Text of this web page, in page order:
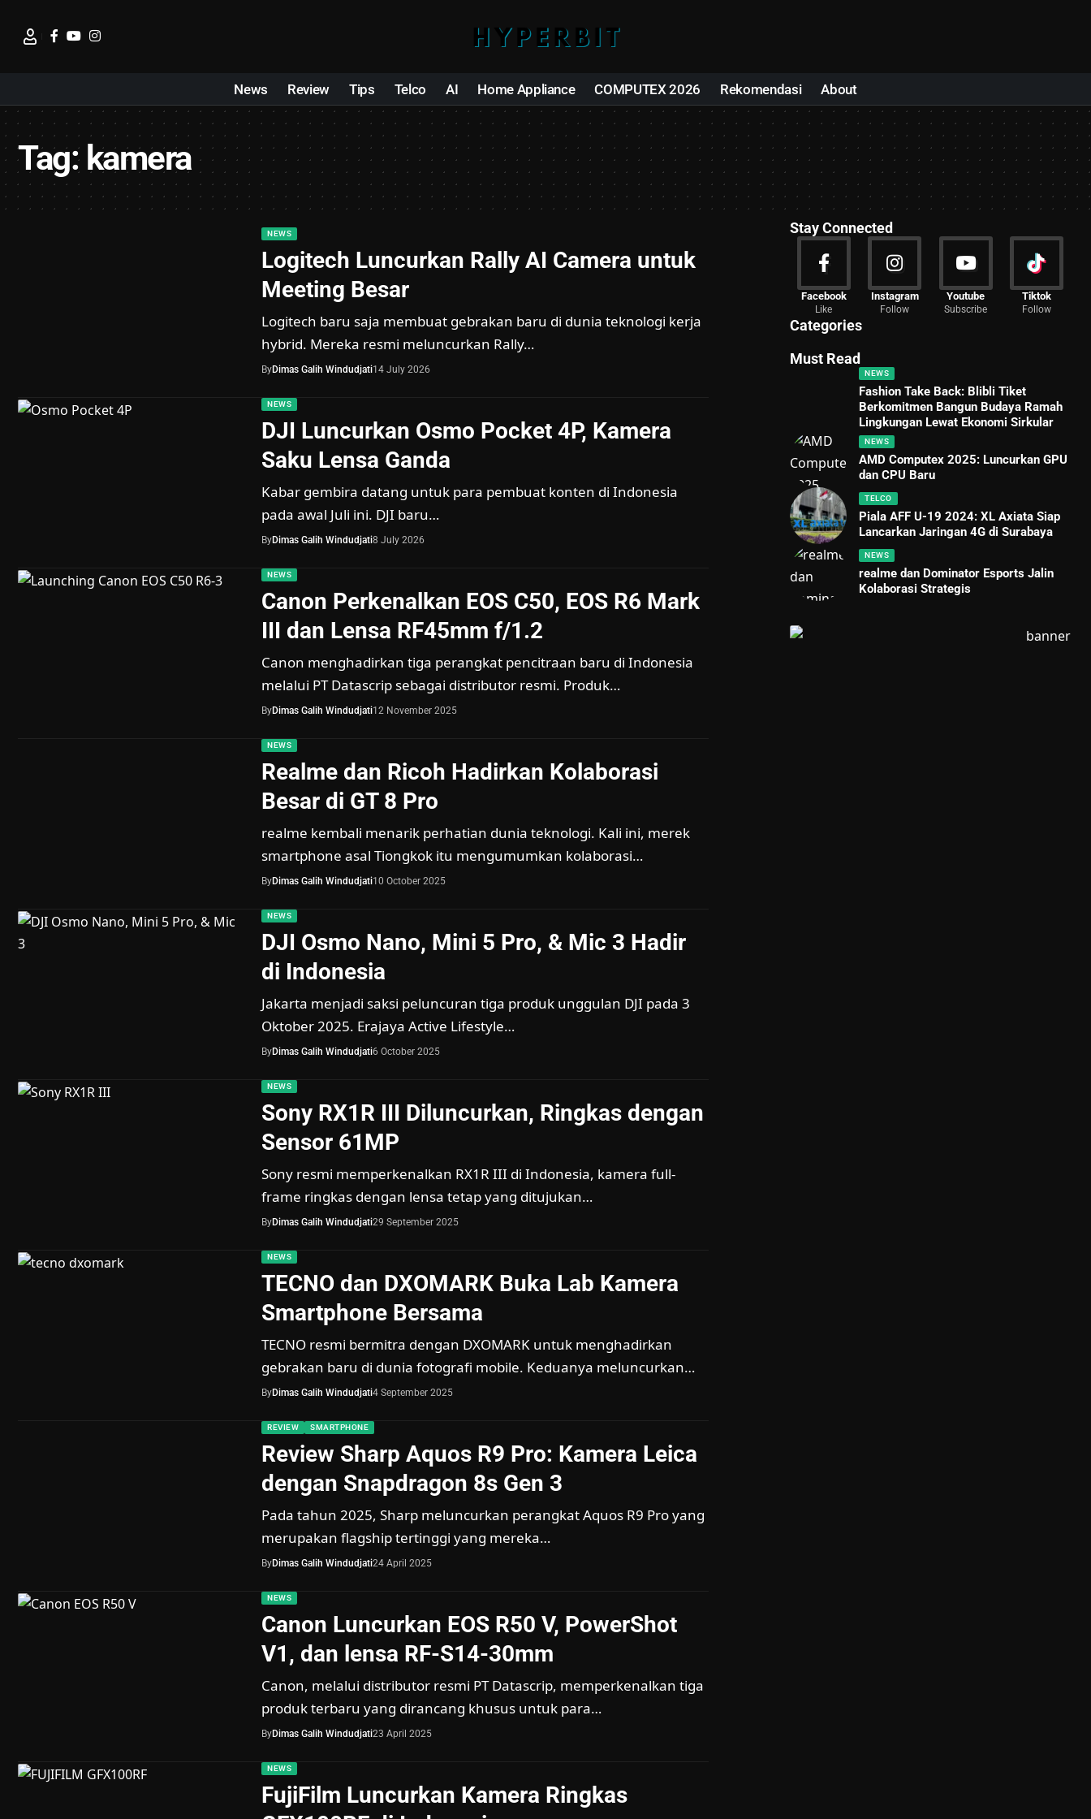
News Review Tips Telco AI Home Appliance COMPUTEX 2026 Rekomendasi About
Tag: kamera
NEWS
Logitech Luncurkan Rally AI Camera untuk
Meeting Besar
Logitech baru saja membuat gebrakan baru di dunia teknologi kerja
hybrid. Mereka resmi meluncurkan Rally…
ByDimas Galih Windudjati14 July 2026
NEWS
DJI Luncurkan Osmo Pocket 4P, Kamera
Saku Lensa Ganda
Kabar gembira datang untuk para pembuat konten di Indonesia
pada awal Juli ini. DJI baru…
ByDimas Galih Windudjati8 July 2026
NEWS
Canon Perkenalkan EOS C50, EOS R6 Mark
III dan Lensa RF45mm f/1.2
Canon menghadirkan tiga perangkat pencitraan baru di Indonesia
melalui PT Datascrip sebagai distributor resmi. Produk…
ByDimas Galih Windudjati12 November 2025
NEWS
Realme dan Ricoh Hadirkan Kolaborasi
Besar di GT 8 Pro
realme kembali menarik perhatian dunia teknologi. Kali ini, merek
smartphone asal Tiongkok itu mengumumkan kolaborasi…
ByDimas Galih Windudjati10 October 2025
NEWS
DJI Osmo Nano, Mini 5 Pro, & Mic 3 Hadir
di Indonesia
Jakarta menjadi saksi peluncuran tiga produk unggulan DJI pada 3
Oktober 2025. Erajaya Active Lifestyle…
ByDimas Galih Windudjati6 October 2025
NEWS
Sony RX1R III Diluncurkan, Ringkas dengan
Sensor 61MP
Sony resmi memperkenalkan RX1R III di Indonesia, kamera full-
frame ringkas dengan lensa tetap yang ditujukan…
ByDimas Galih Windudjati29 September 2025
NEWS
TECNO dan DXOMARK Buka Lab Kamera
Smartphone Bersama
TECNO resmi bermitra dengan DXOMARK untuk menghadirkan
gebrakan baru di dunia fotografi mobile. Keduanya meluncurkan…
ByDimas Galih Windudjati4 September 2025
REVIEW SMARTPHONE
Review Sharp Aquos R9 Pro: Kamera Leica
dengan Snapdragon 8s Gen 3
Pada tahun 2025, Sharp meluncurkan perangkat Aquos R9 Pro yang
merupakan flagship tertinggi yang mereka…
ByDimas Galih Windudjati24 April 2025
NEWS
Canon Luncurkan EOS R50 V, PowerShot
V1, dan lensa RF-S14-30mm
Canon, melalui distributor resmi PT Datascrip, memperkenalkan tiga
produk terbaru yang dirancang khusus untuk para…
ByDimas Galih Windudjati23 April 2025
NEWS
FujiFilm Luncurkan Kamera Ringkas
Stay Connected
Facebook
Like
Instagram
Follow
Youtube
Subscribe
Tiktok
Follow
Categories
News
2027 Articles
Must Read
NEWS
Fashion Take Back: Blibli Tiket
Berkomitmen Bangun Budaya Ramah
Lingkungan Lewat Ekonomi Sirkular
NEWS
AMD Computex 2025: Luncurkan GPU
dan CPU Baru
TELCO
Piala AFF U-19 2024: XL Axiata Siap
Lancarkan Jaringan 4G di Surabaya
NEWS
realme dan Dominator Esports Jalin
Kolaborasi Strategis